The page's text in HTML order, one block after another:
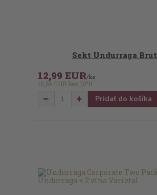
Sekt Undurraga Brut
12,99 EUR/ks
10,56 EUR bez DPH
Pridať do košíka